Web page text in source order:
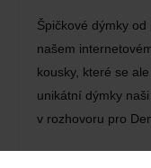
Špičkové dýmky
našem
kousky, které se
unikátní dýmky
v rozhovoru pro